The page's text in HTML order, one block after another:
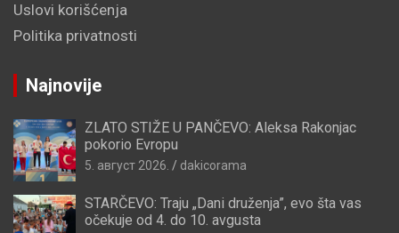
Uslovi korišćenja
Politika privatnosti
Najnovije
ZLATO STIŽE U PANČEVO: Aleksa Rakonjac
pokorio Evropu
5. август 2026. dakicorama
STARČEVO: Traju „Dani druženja”, evo šta vas
očekuje od 4. do 10. avgusta